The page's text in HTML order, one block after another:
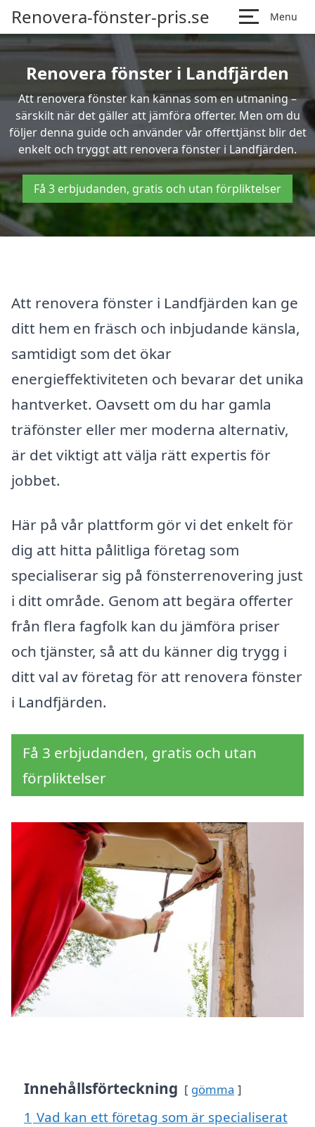
Renovera-fönster-pris.se Menu
Renovera fönster i Landfjärden
Att renovera fönster kan kännas som en utmaning –
särskilt när det gäller att jämföra offerter. Men om du
följer denna guide och använder vår offerttjänst blir det
enkelt och tryggt att renovera fönster i Landfjärden.
Få 3 erbjudanden, gratis och utan förpliktelser
Att renovera fönster i Landfjärden kan ge
ditt hem en fräsch och inbjudande känsla,
samtidigt som det ökar
energieffektiviteten och bevarar det unika
hantverket. Oavsett om du har gamla
träfönster eller mer moderna alternativ,
är det viktigt att välja rätt expertis för
jobbet.
Här på vår plattform gör vi det enkelt för
dig att hitta pålitliga företag som
specialiserar sig på fönsterrenovering just
i ditt område. Genom att begära offerter
från flera fagfolk kan du jämföra priser
och tjänster, så att du känner dig trygg i
ditt val av företag för att renovera fönster
i Landfjärden.
Få 3 erbjudanden, gratis och utan
förpliktelser
Innehållsförteckning gömma
1 Vad kan ett företag som är specialiserat